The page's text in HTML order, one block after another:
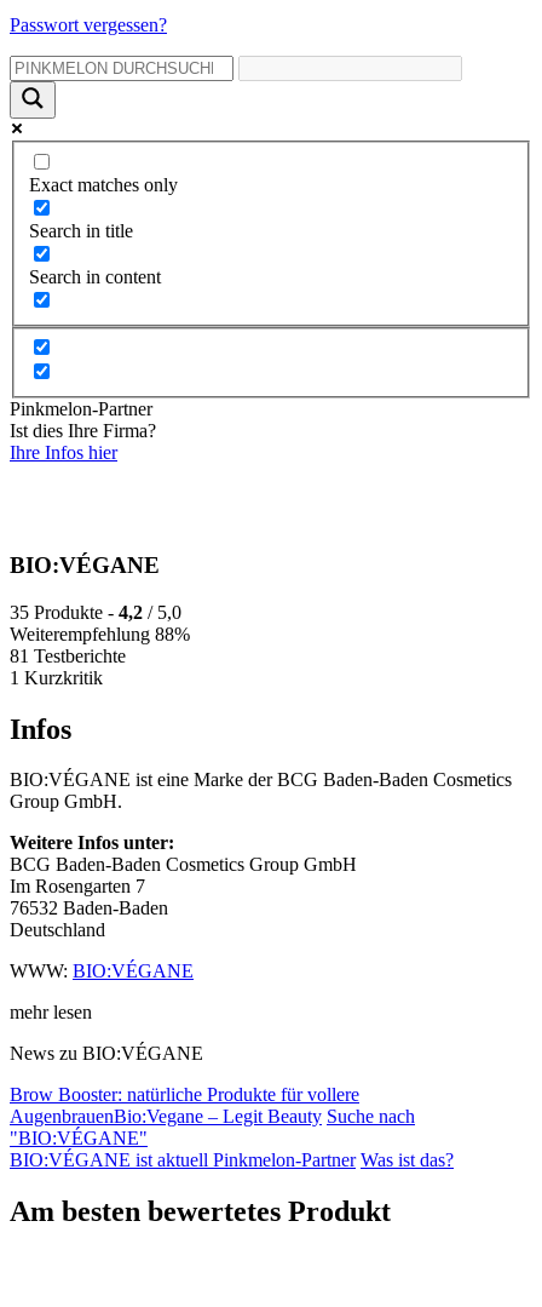
Passwort vergessen?
Exact matches only
Search in title
Search in content
Pinkmelon-Partner
Ist dies Ihre Firma?
Ihre Infos hier
BIO:VÉGANE
35 Produkte - 4,2 / 5,0
Weiterempfehlung 88%
81 Testberichte
1 Kurzkritik
Infos
BIO:VÉGANE ist eine Marke der BCG Baden-Baden Cosmetics
Group GmbH.
Weitere Infos unter:
BCG Baden-Baden Cosmetics Group GmbH
Im Rosengarten 7
76532 Baden-Baden
Deutschland
WWW: BIO:VÉGANE
mehr lesen
News zu BIO:VÉGANE
Brow Booster: natürliche Produkte für vollere
AugenbrauenBio:Vegane – Legit Beauty Suche nach
"BIO:VÉGANE"
BIO:VÉGANE ist aktuell Pinkmelon-Partner Was ist das?
Am besten bewertetes Produkt